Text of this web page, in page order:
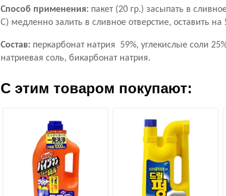
Способ применения: пакет (20 гр.) засыпать в
С) медленно залить в сливное отверстие, оставить
Состав: перкарбонат натрия 59%, углекислые соли
натриевая соль, бикарбонат натрия.
С этим товаром покупают: